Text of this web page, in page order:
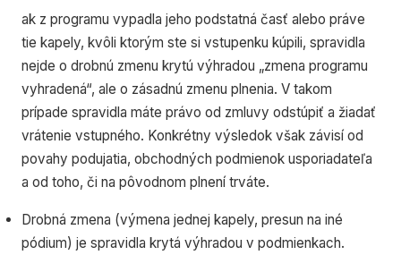
ak z programu vypadla jeho podstatná časť alebo práve
tie kapely, kvôli ktorým ste si vstupenku kúpili, spravidla
nejde o drobnú zmenu krytú výhradou „zmena programu
vyhradená“, ale o zásadnú zmenu plnenia. V takom
prípade spravidla máte právo od zmluvy odstúpiť a žiadať
vrátenie vstupného. Konkrétny výsledok však závisí od
povahy podujatia, obchodných podmienok usporiadateľa
a od toho, či na pôvodnom plnení trváte.
Drobná zmena (výmena jednej kapely, presun na iné
pódium) je spravidla krytá výhradou v podmienkach.